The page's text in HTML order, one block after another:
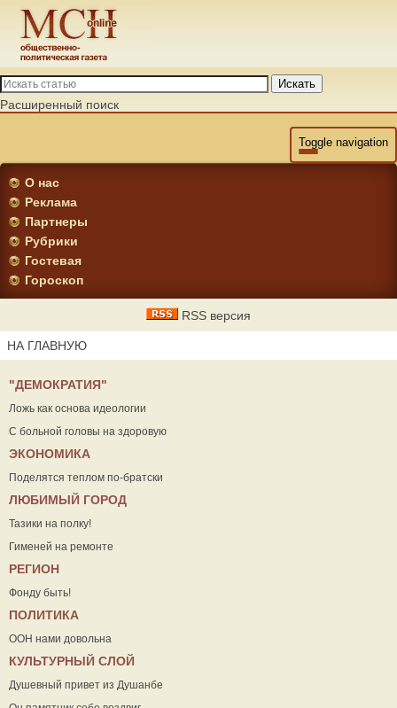
Искать
Расширенный поиск
Toggle navigation
О нас
Реклама
Партнеры
Рубрики
Гостевая
Гороскоп
RSS версия
НА ГЛАВНУЮ
"ДЕМОКРАТИЯ"
Ложь как основа идеологии
С больной головы на здоровую
ЭКОНОМИКА
Поделятся теплом по-братски
ЛЮБИМЫЙ ГОРОД
Тазики на полку!
Гименей на ремонте
РЕГИОН
Фонду быть!
ПОЛИТИКА
ООН нами довольна
КУЛЬТУРНЫЙ СЛОЙ
Душевный привет из Душанбе